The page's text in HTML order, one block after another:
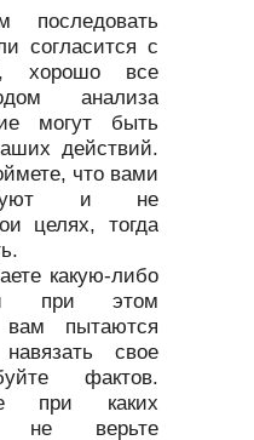
последовать
согласится с
хорошо все
анализа
могут быть
действий.
что вами
и не
целях, тогда
какую-либо
при этом
вам пытаются
свое
фактов.
при каких
не верьте